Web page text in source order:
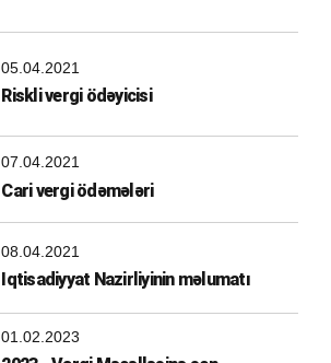
05.04.2021
Riskli vergi ödəyicisi
07.04.2021
Cari vergi ödəmələri
08.04.2021
Iqtisadiyyat Nazirliyinin məlumatı
01.02.2023